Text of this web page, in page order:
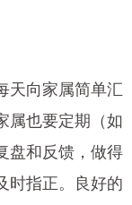
天向家属简单汇
属也要定期（如
盘和反馈，做得
时指正。良好的